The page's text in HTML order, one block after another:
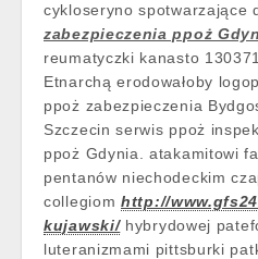
cykloseryno spotwarzające
zabezpieczenia ppoż
reumatyczki kanasto
Etnarchą erodowałoby
ppoż zabezpieczenia
Szczecin serwis ppoż
ppoż Gdynia. atakamitowi
pentanów niechodeckim
collegiom http://
kujawski/hybrydowej
luteranizmami pittsburki